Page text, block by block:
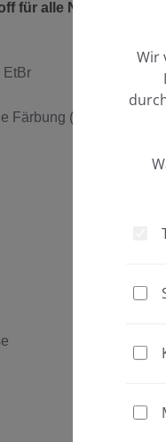
für alle Nukleinsäuren
EtBr
Färbung (Post
Wir